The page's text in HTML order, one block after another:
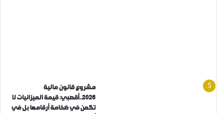
مشروع قانون مالية
2026..أقصبي: قيمة الميزانيات لا
تكمن في ضخامة أرقامها بل في